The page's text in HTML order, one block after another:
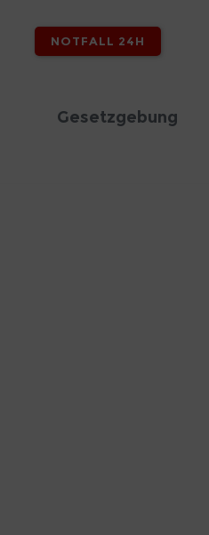
NOTFALL 24H
Gesetzgebung